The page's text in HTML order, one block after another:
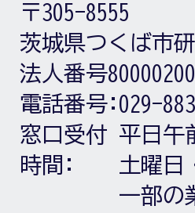
〒305-8555
茨城県つくば市
法人番号
電話番号: 029-
窓口受付
時間:
平日午
土曜日
一部の